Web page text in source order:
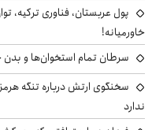
پول عربستان، فناوری ترکیه،
خاورمیانه!
سرطان تمام استخوان‌ها و بدن
سخنگوی ارتش درباره تنگه
ندارد